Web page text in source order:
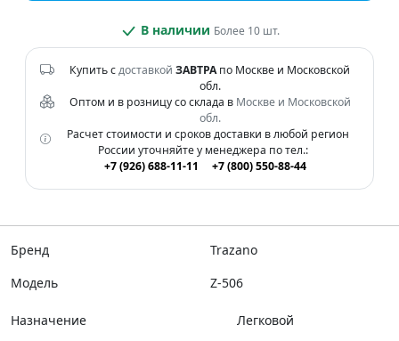
В наличии Более 10 шт.
Купить сдоставкой ЗАВТРАпо Москве и Московской
обл.
Оптом и в розницу со склада в Москве и Московской
обл.
Расчет стоимости и сроков доставки в любой регион
России уточняйте у менеджера по тел.:
+7 (926) 688-11-11
+7 (800) 550-88-44
Бренд
Trazano
Модель
Z-506
Назначение Легковой